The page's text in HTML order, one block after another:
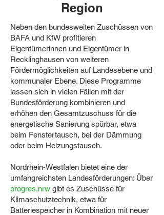
Region
Neben den bundesweiten Zuschüssen von
BAFA und KfW profitieren
Eigentümerinnen und Eigentümer in
Recklinghausen von weiteren
Fördermöglichkeiten auf Landesebene und
kommunaler Ebene. Diese Programme
lassen sich in vielen Fällen mit der
Bundesförderung kombinieren und
erhöhen den Gesamtzuschuss für die
energetische Sanierung spürbar, etwa
beim Fenstertausch, bei der Dämmung
oder beim Heizungstausch.
Nordrhein-Westfalen bietet eine der
umfangreichsten Landesförderungen: Über
progres.nrw gibt es Zuschüsse für
Klimaschutztechnik, etwa für
Batteriespeicher in Kombination mit neuer